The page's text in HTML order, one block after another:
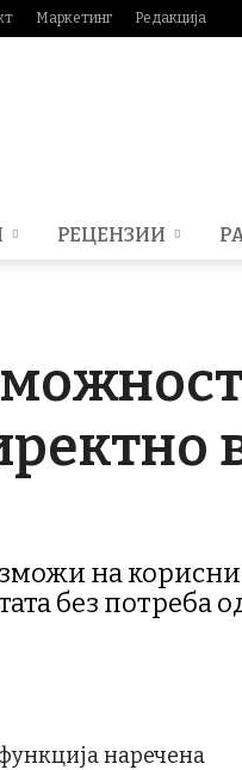
Маркетинг Редакција
РЕЦЕНЗИИ
на
без потреба
наречена